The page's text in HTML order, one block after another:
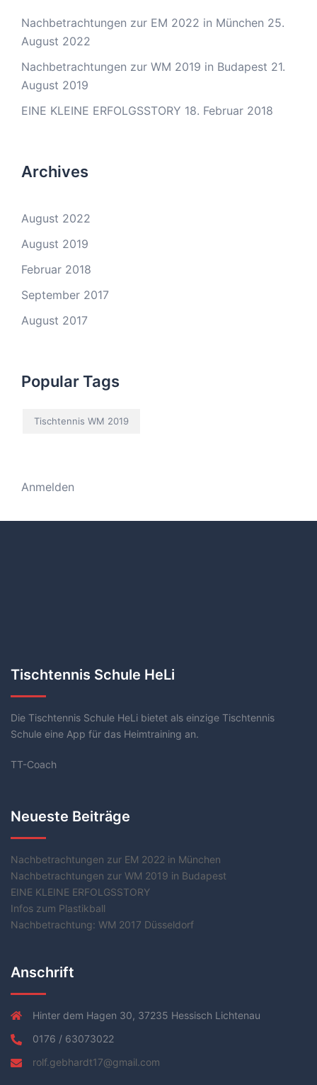
Nachbetrachtungen zur EM 2022 in München 25.
August 2022
Nachbetrachtungen zur WM 2019 in Budapest 21.
August 2019
EINE KLEINE ERFOLGSSTORY 18. Februar 2018
Archives
August 2022
August 2019
Februar 2018
September 2017
August 2017
Popular Tags
Tischtennis WM 2019
Anmelden
Tischtennis Schule HeLi
Die Tischtennis Schule HeLi bietet als einzige Tischtennis
Schule eine App für das Heimtraining an.
TT-Coach
Neueste Beiträge
Nachbetrachtungen zur EM 2022 in München
Nachbetrachtungen zur WM 2019 in Budapest
EINE KLEINE ERFOLGSSTORY
Infos zum Plastikball
Nachbetrachtung: WM 2017 Düsseldorf
Anschrift
Hinter dem Hagen 30, 37235 Hessisch Lichtenau
0176 / 63073022
rolf.gebhardt17@gmail.com